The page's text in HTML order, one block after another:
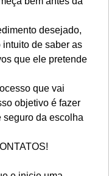
desejado,
de saber as
que ele pretende
que vai
objetivo é fazer
seguro da escolha